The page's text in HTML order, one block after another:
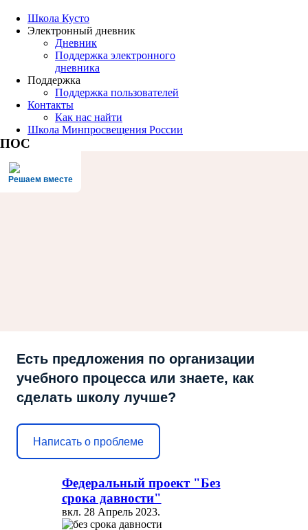
Школа Кусто
Электронный дневник
Дневник
Поддержка электронного
дневника
Поддержка
Поддержка пользователей
Контакты
Как нас найти
Школа Минпросвещения России
ПОС
Решаем вместе
Есть предложения по организации
учебного процесса или знаете, как
сделать школу лучше?
Написать о проблеме
Федеральный проект "Без
срока давности"
вкл. 28 Апрель 2023.